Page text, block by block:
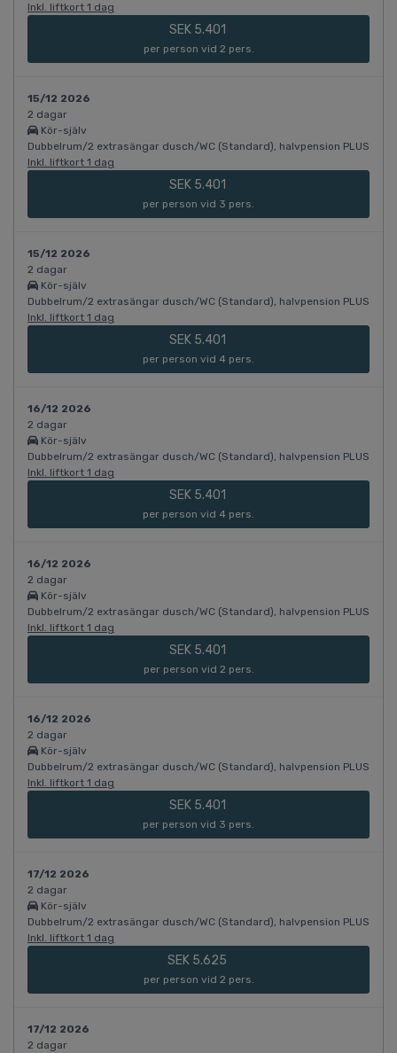
Inkl. liftkort 1 dag
SEK 5.401
per person vid 2 pers.
15/12 2026
2 dagar
Kör-själv
Dubbelrum/2 extrasängar dusch/WC (Standard), halvpension PLUS
Inkl. liftkort 1 dag
SEK 5.401
per person vid 3 pers.
15/12 2026
2 dagar
Kör-själv
Dubbelrum/2 extrasängar dusch/WC (Standard), halvpension PLUS
Inkl. liftkort 1 dag
SEK 5.401
per person vid 4 pers.
16/12 2026
2 dagar
Kör-själv
Dubbelrum/2 extrasängar dusch/WC (Standard), halvpension PLUS
Inkl. liftkort 1 dag
SEK 5.401
per person vid 4 pers.
16/12 2026
2 dagar
Kör-själv
Dubbelrum/2 extrasängar dusch/WC (Standard), halvpension PLUS
Inkl. liftkort 1 dag
SEK 5.401
per person vid 2 pers.
16/12 2026
2 dagar
Kör-själv
Dubbelrum/2 extrasängar dusch/WC (Standard), halvpension PLUS
Inkl. liftkort 1 dag
SEK 5.401
per person vid 3 pers.
17/12 2026
2 dagar
Kör-själv
Dubbelrum/2 extrasängar dusch/WC (Standard), halvpension PLUS
Inkl. liftkort 1 dag
SEK 5.625
per person vid 2 pers.
17/12 2026
2 dagar